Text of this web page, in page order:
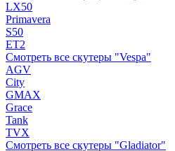
LX50
Primavera
S50
ET2
Смотреть все скутеры "Vespa"
AGV
City
GMAX
Grace
Tank
TVX
Смотреть все скутеры "Gladiator"